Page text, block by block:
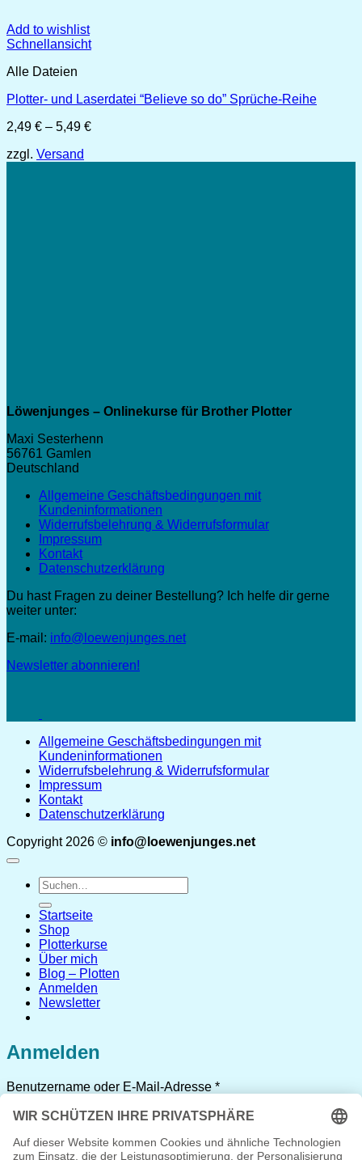
Add to wishlist
Schnellansicht
Alle Dateien
Plotter- und Laserdatei “Believe so do” Sprüche-Reihe
2,49 € – 5,49 €Preisspanne:
zzgl. Versand
Löwenjunges – Onlinekurse für Brother Plotter
Maxi Sesterhenn
56761 Gamlen
Deutschland
Allgemeine Geschäftsbedingungen mit
Kundeninformationen
Widerrufsbelehrung & Widerrufsformular
Impressum
Kontakt
Datenschutzerklärung
Du hast Fragen zu deiner Bestellung? Ich helfe dir gerne
weiter unter:
E-mail: info@loewenjunges.net
Newsletter abonnieren!
Allgemeine Geschäftsbedingungen mit
Kundeninformationen
Widerrufsbelehrung & Widerrufsformular
Impressum
Kontakt
Datenschutzerklärung
Copyright 2026 © info@loewenjunges.net
Suchen
nach:
Startseite
Shop
Plotterkurse
Über mich
Blog – Plotten
Anmelden
Newsletter
Anmelden
Benutzername oder E-Mail-Adresse *Erforderlich